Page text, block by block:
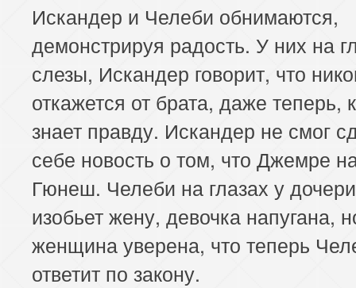
Искандер и Челеби обнимаются,
демонстрируя радость. У них на
слезы, Искандер говорит, что
откажется от брата, даже теперь,
знает правду. Искандер не смог
себе новость о том, что Джемре
Гюнеш. Челеби на глазах у
изобьет жену, девочка напугана,
женщина уверена, что теперь
ответит по закону.